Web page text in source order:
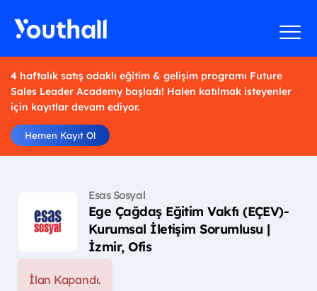
4 haftalık satış odaklı eğitim & gelişim programı Future
Sales Leader Academy başladı! Halen katılmak isteyenler
için kayıtlar devam ediyor.
Hemen Kayıt Ol
Esas Sosyal
Ege Çağdaş Eğitim Vakfı (EÇEV)-
Kurumsal İletişim Sorumlusu |
İzmir, Ofis
İlan Kapandı.